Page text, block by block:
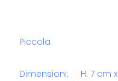
Piccola
Dimensioni: H. 7 cm x